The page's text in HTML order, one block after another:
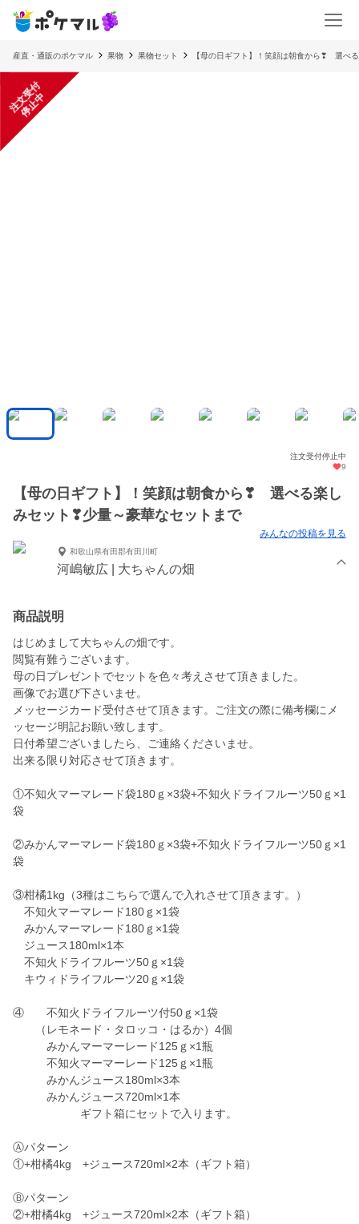
産直・通販のポケマル 果物 果物セット 【母の日ギフト】！笑顔は朝食から❣ 選べ
注
文
受
付
停
止
中
注文受付停止中
9
【母の日ギフト】！笑顔は朝食から❣ 選べる楽し
みセット❣少量～豪華なセットまで
みんなの投稿を見る
和歌山県有田郡有田川町
河嶋敏広 | 大ちゃんの畑
商品説明
はじめまして大ちゃんの畑です。
閲覧有難うございます。
母の日プレゼントでセットを色々考えさせて頂きました。
画像でお選び下さいませ。
メッセージカード受付させて頂きます。ご注文の際に備考欄にメ
ッセージ明記お願い致します。
日付希望ございましたら、ご連絡くださいませ。
出来る限り対応させて頂きます。
①不知火マーマレード袋180ｇ×3袋+不知火ドライフルーツ50ｇ×1
袋
②みかんマーマレード袋180ｇ×3袋+不知火ドライフルーツ50ｇ×1
袋
③柑橘1kg（3種はこちらで選んで入れさせて頂きます。）
不知火マーマレード180ｇ×1袋
みかんマーマレード180ｇ×1袋
ジュース180ml×1本
不知火ドライフルーツ50ｇ×1袋
キウィドライフルーツ20ｇ×1袋
④ 不知火ドライフルーツ付50ｇ×1袋
（レモネード・タロッコ・はるか）4個
みかんマーマーレード125ｇ×1瓶
不知火マーマーレード125ｇ×1瓶
みかんジュース180ml×3本
みかんジュース720ml×1本
ギフト箱にセットで入ります。
Ⓐパターン
①+柑橘4kg +ジュース720ml×2本（ギフト箱）
Ⓑパターン
②+柑橘4kg +ジュース720ml×2本（ギフト箱）